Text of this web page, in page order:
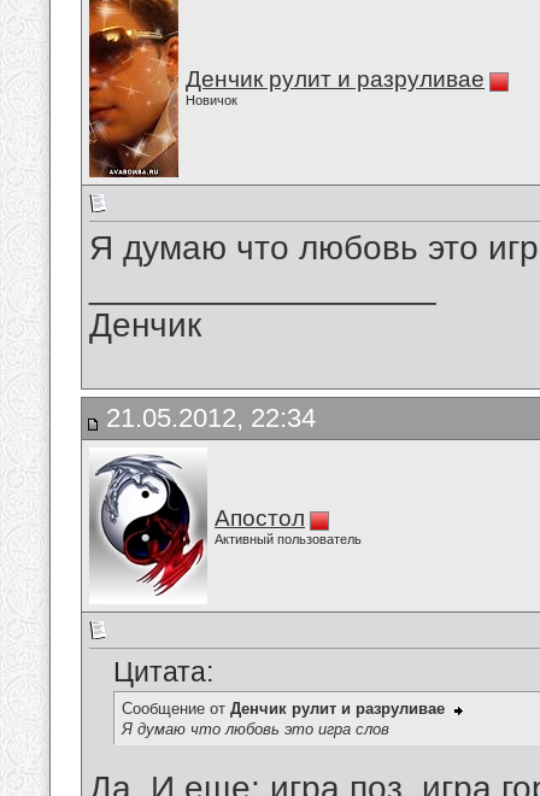
Денчик рулит и разруливае
Новичок
Я думаю что любовь это
Денчик
21.05.2012, 22:34
Апостол
Активный пользователь
Цитата:
Сообщение от Денчик рулит и разруливае
Я думаю что любовь это игра слов